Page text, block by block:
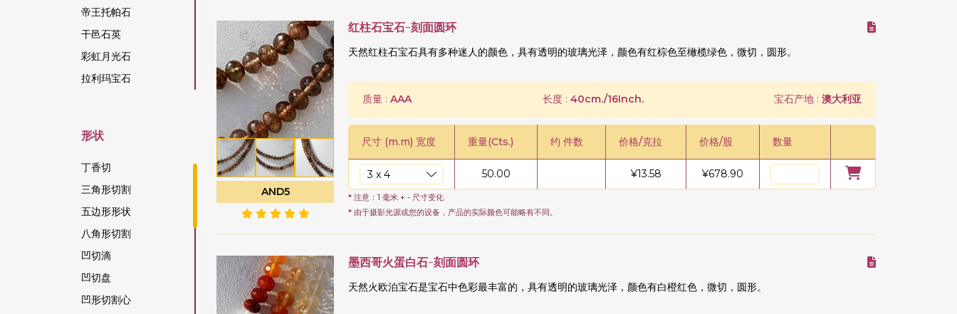
帝王托帕石
干邑石英
彩虹月光石
拉利玛宝石
方柱石宝石
方钠石宝石
日光石宝石
松吉亚蓝宝石
柑橘石榴石
染色红宝石
柠檬石英
桃色月光石
形状
丁香切
三角形切割
五边形形状
八角形切割
凹切滴
凹切盘
凹形切割心
AND5
红柱石宝石-刻面圆环
天然红柱石宝石具有多种迷人的颜色，具有透明的玻璃光泽，颜色有红棕色至橄榄绿色，微切，圆形。
质量 : AAA 长度 : 40cm./16Inch. 宝石产地 : 澳大利亚
尺寸 (m.m) 宽度 重量(Cts.) 约 件数 价格/克拉 价格/股 数量
50.00 ¥13.58 ¥678.90
* 注意：1 毫米 + - 尺寸变化
* 由于摄影光源或您的设备，产品的实际颜色可能略有不同。
墨西哥火蛋白石-刻面圆环
天然火欧泊宝石是宝石中色彩最丰富的，具有透明的玻璃光泽，颜色有白橙红色，微切，圆形。